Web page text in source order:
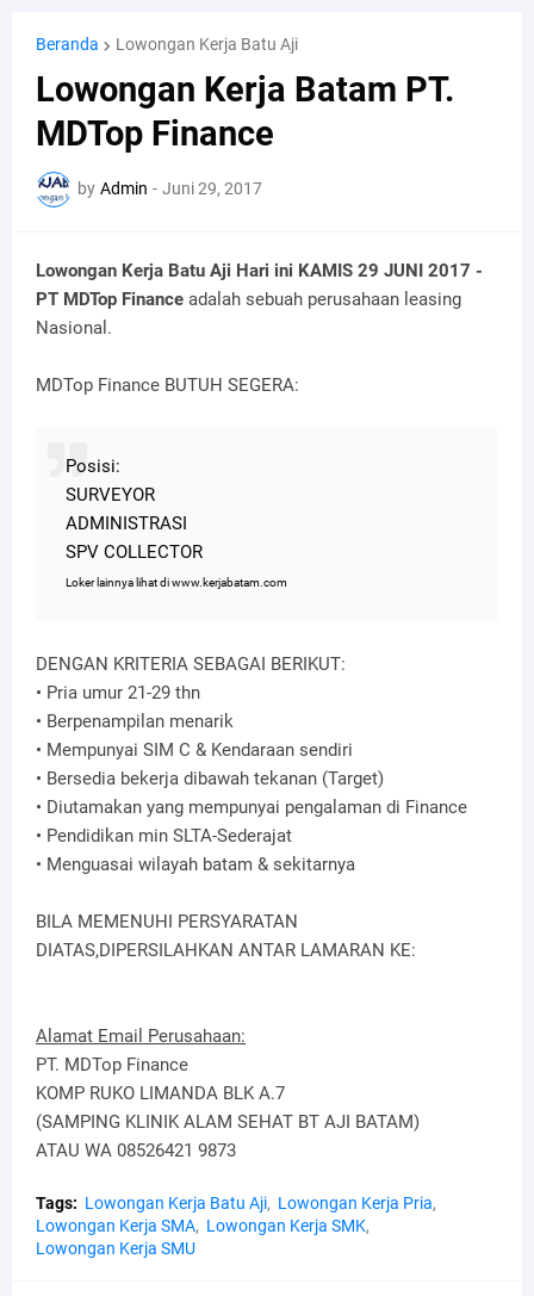
Beranda Lowongan Kerja Batu Aji
Lowongan Kerja Batam PT.
MDTop Finance
by Admin - Juni 29, 2017
Lowongan Kerja Batu Aji Hari ini KAMIS 29 JUNI 2017 -
PT MDTop Finance adalah sebuah perusahaan leasing
Nasional.
MDTop Finance BUTUH SEGERA:
Posisi:
SURVEYOR
ADMINISTRASI
SPV COLLECTOR
Loker lainnya lihat di www.kerjabatam.com
DENGAN KRITERIA SEBAGAI BERIKUT:
• Pria umur 21-29 thn
• Berpenampilan menarik
• Mempunyai SIM C & Kendaraan sendiri
• Bersedia bekerja dibawah tekanan (Target)
• Diutamakan yang mempunyai pengalaman di Finance
• Pendidikan min SLTA-Sederajat
• Menguasai wilayah batam & sekitarnya
BILA MEMENUHI PERSYARATAN
DIATAS,DIPERSILAHKAN ANTAR LAMARAN KE:
Alamat Email Perusahaan:
PT. MDTop Finance
KOMP RUKO LIMANDA BLK A.7
(SAMPING KLINIK ALAM SEHAT BT AJI BATAM)
ATAU WA 08526421 9873
Tags: Lowongan Kerja Batu Aji
Lowongan Kerja Pria
Lowongan Kerja SMA
Lowongan Kerja SMK
Lowongan Kerja SMU